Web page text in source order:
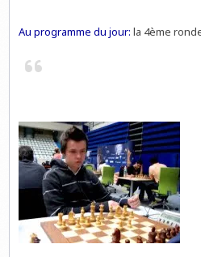
Au programme du jour:la 4ème